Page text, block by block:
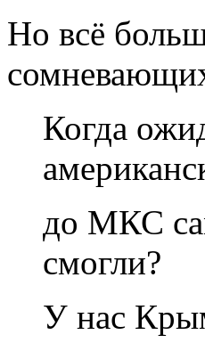
Но всё
Когда
до МКС
смогли?
У нас